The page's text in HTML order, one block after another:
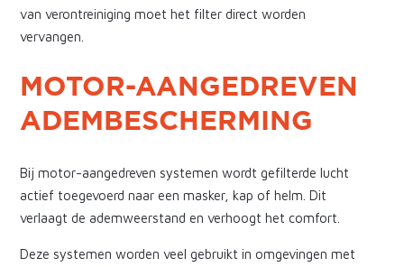
van verontreiniging moet het filter direct worden
vervangen.
MOTOR-AANGEDREVEN
ADEMBESCHERMING
Bij motor-aangedreven systemen wordt gefilterde lucht
actief toegevoerd naar een masker, kap of helm. Dit
verlaagt de ademweerstand en verhoogt het comfort.
Deze systemen worden veel gebruikt in omgevingen met